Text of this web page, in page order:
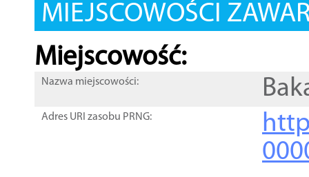
MIEJSCOWOŚCI
Miejscowość:
Nazwa miejscowości:
Adres URI zasobu PRNG: